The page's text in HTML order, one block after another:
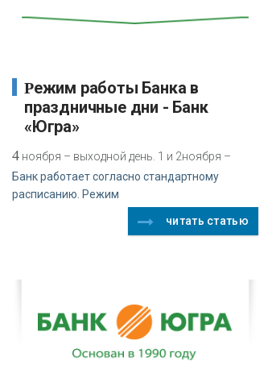
Режим работы Банка в
праздничные дни - Банк
«Югра»
4 ноября – выходной день. 1 и 2ноября –
Банк работает согласно стандартному
расписанию. Режим
читать статью